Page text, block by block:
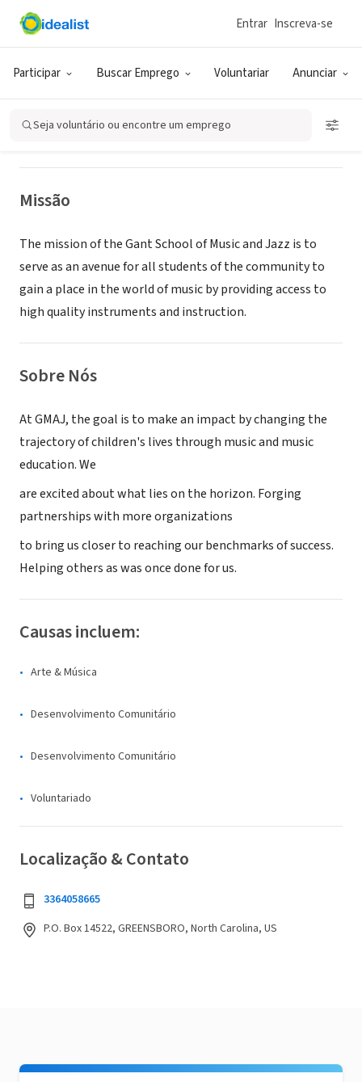
Participar Buscar Emprego Voluntariar Anunciar
Entrar Inscreva-se
Seja voluntário ou encontre um emprego
ONG (SETOR SOCIAL)
GANT SCHOOL OF MUSIC & JAZZ
Missão
The mission of the Gant School of Music and Jazz is to
serve as an avenue for all students of the community to
gain a place in the world of music by providing access to
high quality instruments and instruction.
Sobre Nós
At GMAJ, the goal is to make an impact by changing the
trajectory of children's lives through music and music
education. We
are excited about what lies on the horizon. Forging
partnerships with more organizations
to bring us closer to reaching our benchmarks of success.
Helping others as was once done for us.
Causas incluem:
Arte & Música
Desenvolvimento Comunitário
Desenvolvimento Comunitário
Voluntariado
Localização & Contato
3364058665
P.O. Box 14522, GREENSBORO, North Carolina, US